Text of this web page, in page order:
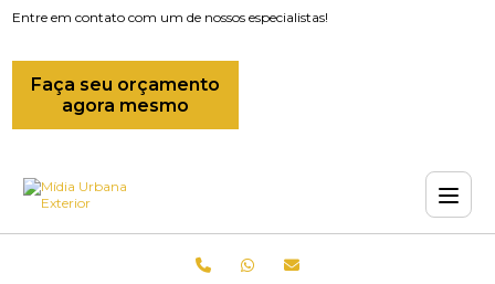
Entre em contato com um de nossos especialistas!
Faça seu orçamento
agora mesmo